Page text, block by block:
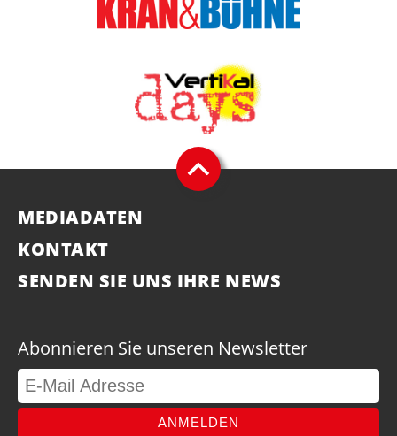
MEDIADATEN
KONTAKT
SENDEN SIE UNS IHRE NEWS
Abonnieren Sie unseren Newsletter
ANMELDEN